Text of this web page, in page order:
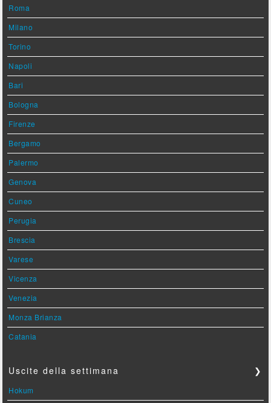
Roma
Milano
Torino
Napoli
Bari
Bologna
Firenze
Bergamo
Palermo
Genova
Cuneo
Perugia
Brescia
Varese
Vicenza
Venezia
Monza Brianza
Catania
Uscite della settimana ❯
Hokum